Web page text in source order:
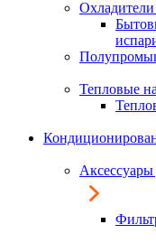
Охладители
Тепловые